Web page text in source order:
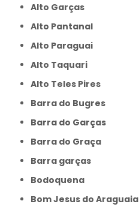
Alto Garças
Alto Pantanal
Alto Paraguai
Alto Taquari
Alto Teles Pires
Barra do Bugres
Barra do Garças
Barra do Graça
Barra garças
Bodoquena
Bom Jesus do Araguaia